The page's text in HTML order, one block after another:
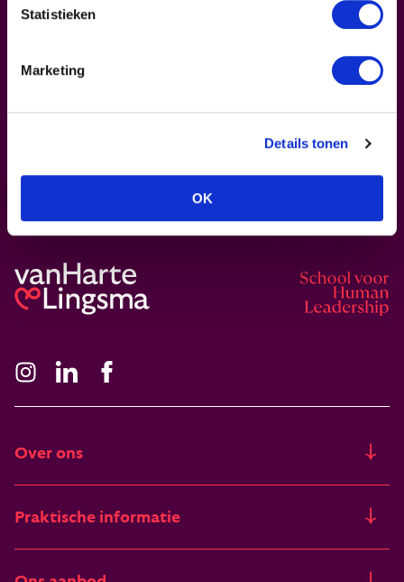
Statistieken
Marketing
Details tonen
OK
Leiderschap.
In ons hart blijven?
Inspirerende verhalen lezen
Over ons
Praktische informatie